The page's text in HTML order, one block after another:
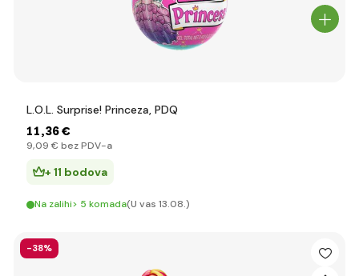
L.O.L. Surprise! Princeza, PDQ
11,36 €
9,09 € bez PDV-a
+ 11 bodova
Na zalihi> 5 komada(U vas 13.08.)
-38%